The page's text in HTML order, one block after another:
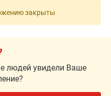
закрыты
людей увидели Ваше